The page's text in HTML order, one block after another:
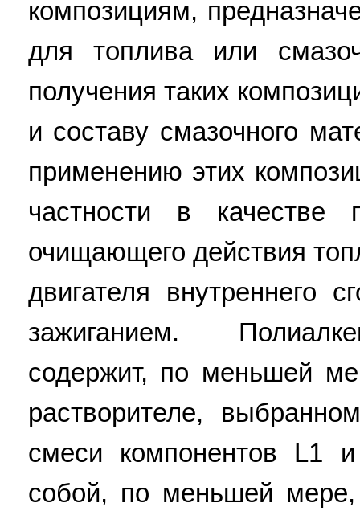
композициям,
для топлива или
получения таких
и составу смазочного
применению этих
частности в качестве
очищающего действия
двигателя внутреннего
зажиганием.
содержит, по меньшей
растворителе,
смеси компонентов L1
собой, по меньшей